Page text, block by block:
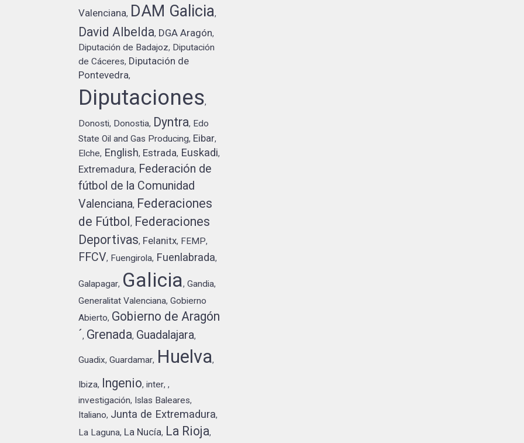
Valenciana, DAM Galicia,
David Albelda, DGA Aragón,
Diputación de Badajoz, Diputación
de Cáceres, Diputación de
Pontevedra,
Diputaciones,
Donosti, Donostia, Dyntra, Edo
State Oil and Gas Producing, Eibar,
Elche, English, Estrada, Euskadi,
Extremadura, Federación de
fútbol de la Comunidad
Valenciana, Federaciones
de Fútbol, Federaciones
Deportivas, Felanitx, FEMP,
FFCV, Fuengirola, Fuenlabrada,
Galapagar, Galicia,Gandia,
Generalitat Valenciana,Gobierno
Abierto, Gobierno de Aragón
´, Grenada, Guadalajara,
Guadix,Guardamar, Huelva,
Ibiza, Ingenio,inter,,
investigación, Islas Baleares,
Italiano, Junta de Extremadura,
La Laguna, La Nucía, La Rioja,